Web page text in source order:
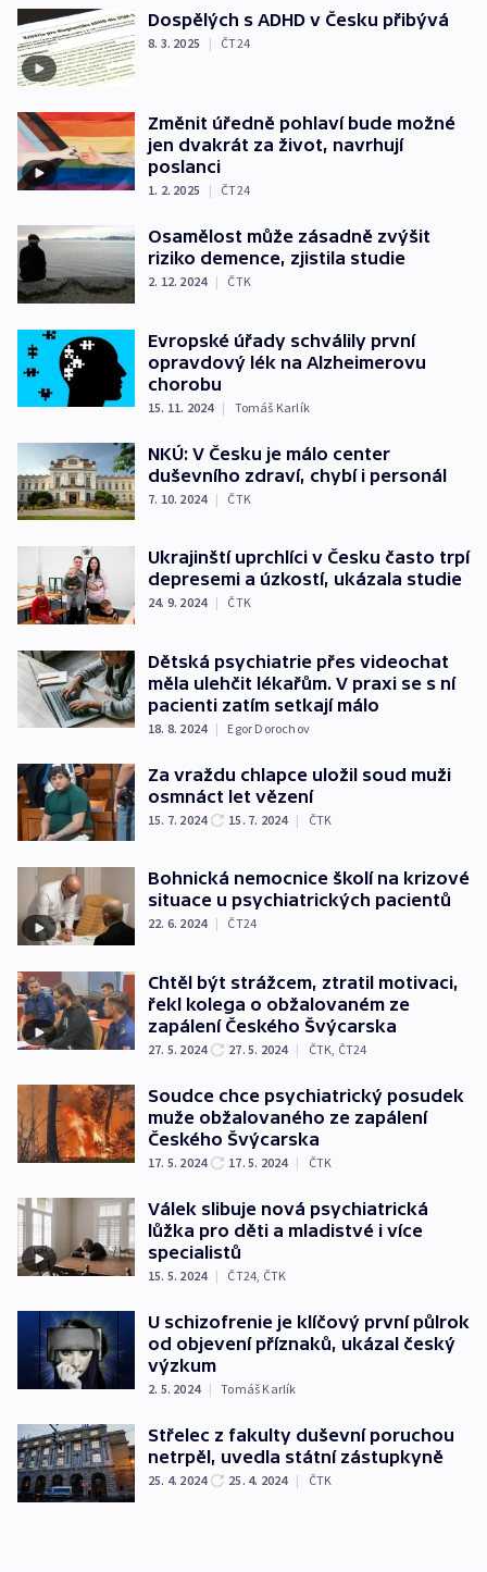
Dospělých s ADHD v Česku přibývá
8. 3. 2025 | ČT24
Změnit úředně pohlaví bude možné
jen dvakrát za život, navrhují
poslanci
1. 2. 2025 | ČT24
Osamělost může zásadně zvýšit
riziko demence, zjistila studie
2. 12. 2024 | ČTK
Evropské úřady schválily první
opravdový lék na Alzheimerovu
chorobu
15. 11. 2024 | Tomáš Karlík
NKÚ: V Česku je málo center
duševního zdraví, chybí i personál
7. 10. 2024 | ČTK
Ukrajinští uprchlíci v Česku často trpí
depresemi a úzkostí, ukázala studie
24. 9. 2024 | ČTK
Dětská psychiatrie přes videochat
měla ulehčit lékařům. V praxi se s ní
pacienti zatím setkají málo
18. 8. 2024 | Egor Dorochov
Za vraždu chlapce uložil soud muži
osmnáct let vězení
15. 7. 2024 15. 7. 2024 | ČTK
Bohnická nemocnice školí na krizové
situace u psychiatrických pacientů
22. 6. 2024 | ČT24
Chtěl být strážcem, ztratil motivaci,
řekl kolega o obžalovaném ze
zapálení Českého Švýcarska
27. 5. 2024 27. 5. 2024 | ČTK, ČT24
Soudce chce psychiatrický posudek
muže obžalovaného ze zapálení
Českého Švýcarska
17. 5. 2024 17. 5. 2024 | ČTK
Válek slibuje nová psychiatrická
lůžka pro děti a mladistvé i více
specialistů
15. 5. 2024 | ČT24, ČTK
U schizofrenie je klíčový první půlrok
od objevení příznaků, ukázal český
výzkum
2. 5. 2024 | Tomáš Karlík
Střelec z fakulty duševní poruchou
netrpěl, uvedla státní zástupkyně
25. 4. 2024 25. 4. 2024 | ČTK